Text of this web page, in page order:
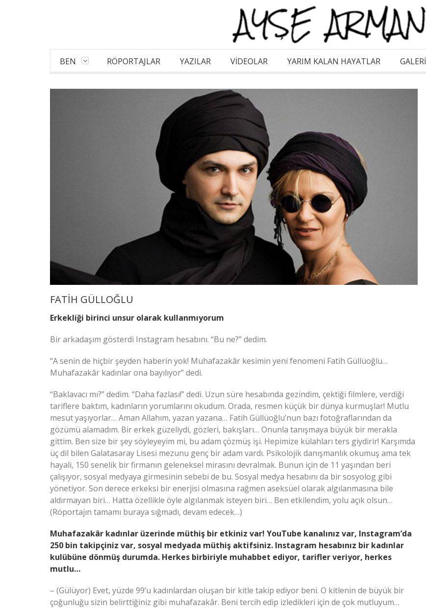
BEN RÖPORTAJLAR YAZILAR VİDEOLAR YARIM KALAN HAYATLAR GALERI
FATİH GÜLLOĞLU
Erkekliği birinci unsur olarak kullanmıyorum
Bir arkadaşım gösterdi Instagram hesabını. “Bu ne?” dedim.
“A senin de hiçbir şeyden haberin yok! Muhafazakâr kesimin yeni fenomeni Fatih Güllüoğlu…
Muhafazakâr kadınlar ona bayılıyor” dedi.
“Baklavacı mı?” dedim. “Daha fazlası!” dedi. Uzun süre hesabında gezindim, çektiği filmlere, verdiği
tariflere baktım, kadınların yorumlarını okudum. Orada, resmen küçük bir dünya kurmuşlar! Mutlu
mesut yaşıyorlar… Aman Allahım, yazan yazana… Fatih Güllüoğlu’nun bazı fotoğraflarından da
gözümü alamadım. Bir erkek güzeliydi, gözleri, bakışları… Onunla tanışmaya büyük bir merakla
gittim. Ben size bir şey söyleyeyim mi, bu adam çözmüş işi. Hepimize külahları ters giydirir! Karşımda
üç dil bilen Galatasaray Lisesi mezunu genç bir adam vardı. Psikolojik danışmanlık okumuş ama tek
hayali, 150 senelik bir firmanın geleneksel mirasını devralmak. Bunun için de 11 yaşından beri
çalışıyor, sosyal medyaya girmesinin sebebi de bu. Sosyal medya hesabını da bir sosyolog gibi
yönetiyor. Son derece erkeksi bir enerjisi olmasına rağmen aseksüel olarak algılanmasına bile
aldırmayan biri… Hatta özellikle öyle algılanmak isteyen biri… Ben etkilendim, yolu açık olsun…
(Röportajın tamamı buraya sığmadı, devam edecek…)
Muhafazakâr kadınlar üzerinde müthiş bir etkiniz var! YouTube kanalınız var, Instagram’da
250 bin takipçiniz var, sosyal medyada müthiş aktifsiniz. Instagram hesabınız bir kadınlar
kulübüne dönmüş durumda. Herkes birbiriyle muhabbet ediyor, tarifler veriyor, herkes
mutlu…
– (Gülüyor) Evet, yüzde 99’u kadınlardan oluşan bir kitle takip ediyor beni. O kitlenin de büyük bir
çoğunluğu sizin belirttiğiniz gibi muhafazakâr. Beni tercih edip izledikleri için de çok mutluyum…